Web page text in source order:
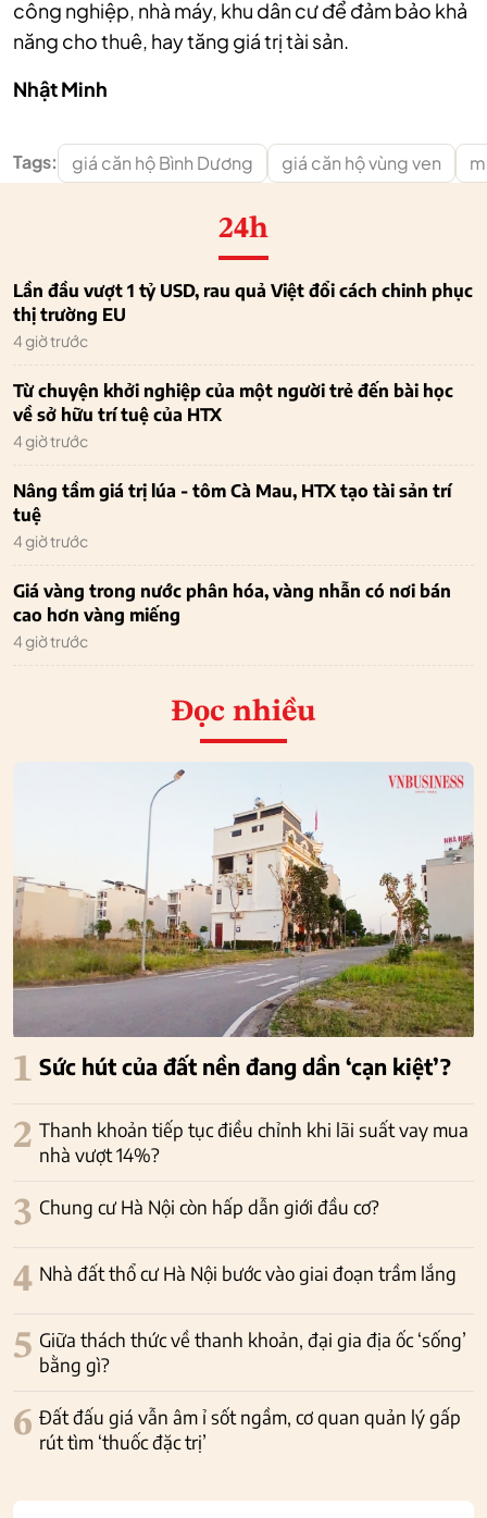
công nghiệp, nhà máy, khu dân cư để đảm bảo khả
năng cho thuê, hay tăng giá trị tài sản.
Nhật Minh
Tags: giá căn hộ Bình Dương giá căn hộ vùng ven
24h
Lần đầu vượt 1 tỷ USD, rau quả Việt đổi cách chinh phục
thị trường EU
4 giờ trước
Từ chuyện khởi nghiệp của một người trẻ đến bài học
về sở hữu trí tuệ của HTX
4 giờ trước
Nâng tầm giá trị lúa - tôm Cà Mau, HTX tạo tài sản trí
tuệ
4 giờ trước
Giá vàng trong nước phân hóa, vàng nhẫn có nơi bán
cao hơn vàng miếng
4 giờ trước
Đọc nhiều
1 Sức hút của đất nền đang dần ‘cạn kiệt’?
2 Thanh khoản tiếp tục điều chỉnh khi lãi suất vay mua
nhà vượt 14%?
3 Chung cư Hà Nội còn hấp dẫn giới đầu cơ?
4 Nhà đất thổ cư Hà Nội bước vào giai đoạn trầm lắng
5 Giữa thách thức về thanh khoản, đại gia địa ốc ‘sống’
bằng gì?
6 Đất đấu giá vẫn âm ỉ sốt ngầm, cơ quan quản lý gấp
rút tìm ‘thuốc đặc trị’